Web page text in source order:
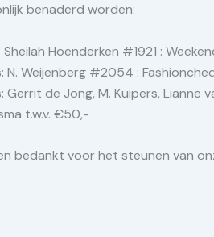
benaderd worden:
Sheilah Hoenderken #1921 :
N. Weijenberg #2054 :
Gerrit de Jong, M. Kuipers, Lianne
t.w.v. €50,-
bedankt voor het steunen van